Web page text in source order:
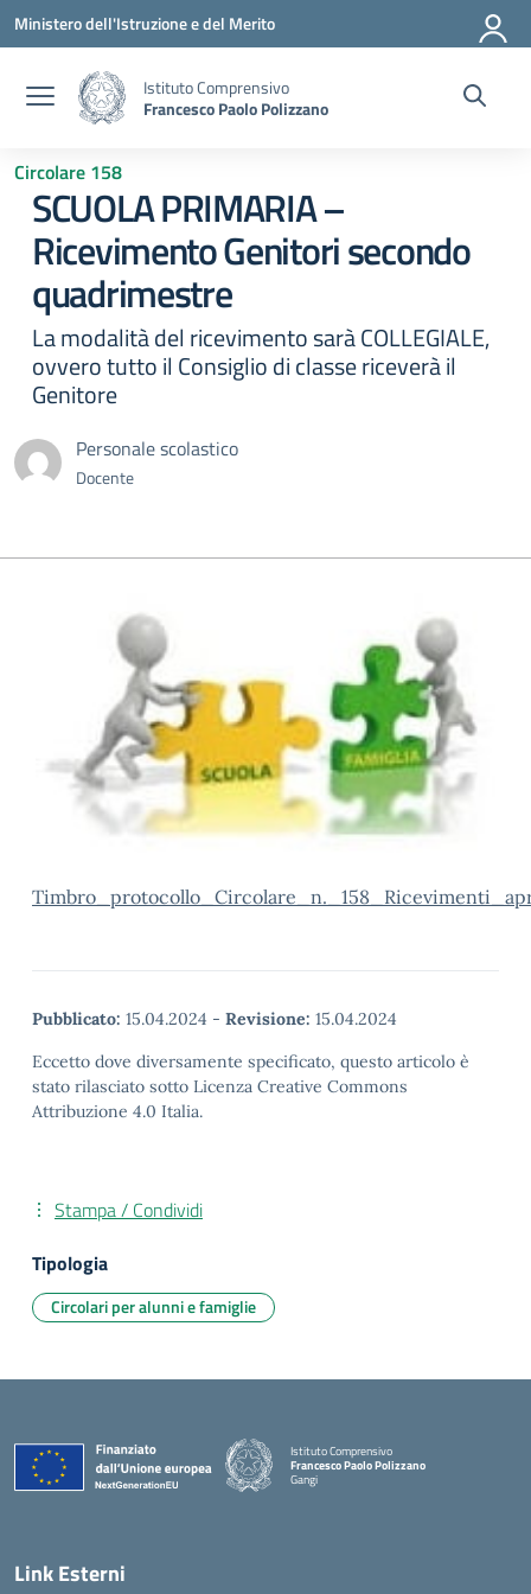
Vai ai contenuti
Vai al menu di navigazione
Vai al footer
Ministero dell'Istruzione e del Merito
Istituto Comprensivo
Francesco Paolo Polizzano
Circolare 158
SCUOLA PRIMARIA –
Ricevimento Genitori secondo
quadrimestre
La modalità del ricevimento sarà COLLEGIALE,
ovvero tutto il Consiglio di classe riceverà il
Genitore
Personale scolastico
Docente
Pubblicato: 15.04.2024 - Revisione: 15.04.2024
Eccetto dove diversamente specificato, questo articolo è
stato rilasciato sotto Licenza Creative Commons
Attribuzione 4.0 Italia.
Stampa / Condividi
Tipologia
Circolari per alunni e famiglie
Istituto Comprensivo
Francesco Paolo Polizzano
Gangi
— Visita la pagina iniziale della scuola
Link Esterni